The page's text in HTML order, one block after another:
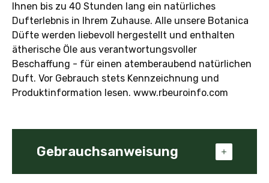
Ihnen bis zu 40 Stunden lang ein natürliches
Dufterlebnis in Ihrem Zuhause. Alle unsere Botanica
Düfte werden liebevoll hergestellt und enthalten
ätherische Öle aus verantwortungsvoller
Beschaffung - für einen atemberaubend natürlichen
Duft. Vor Gebrauch stets Kennzeichnung und
Produktinformation lesen. www.rbeuroinfo.com
Gebrauchsanweisung